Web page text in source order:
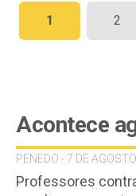
Paginação
de
1 2
Acontece
PENEDO - 7 DE
Professores